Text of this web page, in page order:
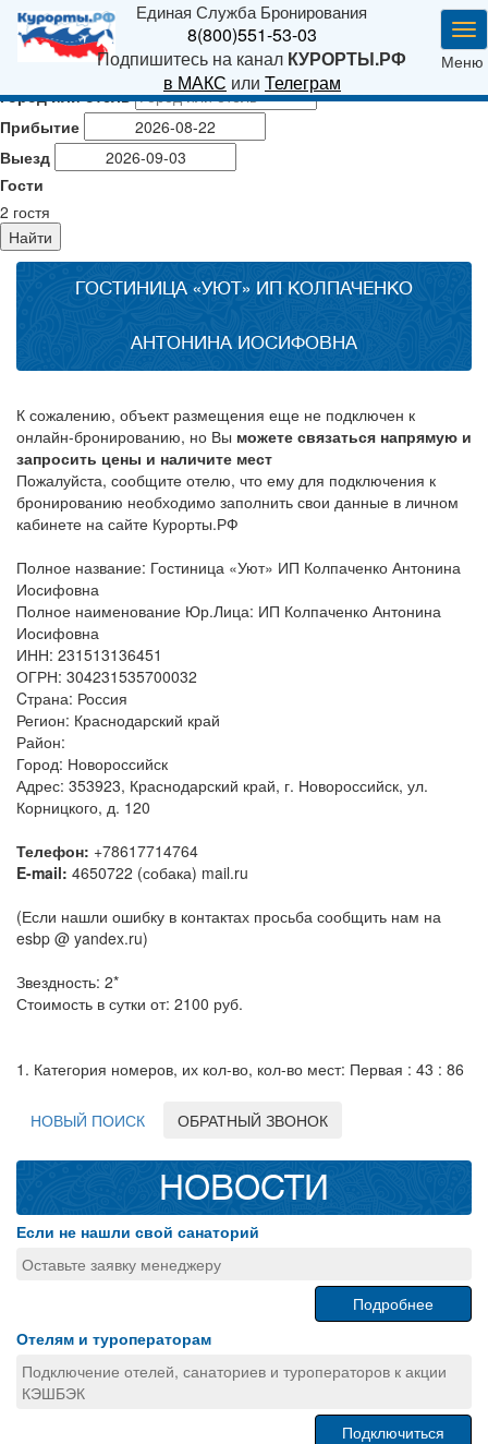
Единая Служба Бронирования
8(800)551-53-03
Подпишитесь на канал КУРОРТЫ.РФ
в МАКС или Телеграм
Меню
Город или отель
Прибытие
Выезд
Гости
2 гостя
Найти
ГОСТИНИЦА «УЮТ» ИП КОЛПАЧЕНКО
АНТОНИНА ИОСИФОВНА
К сожалению, объект размещения еще не подключен к
онлайн-бронированию, но Вы можете связаться напрямую и
запросить цены и наличите мест
Пожалуйста, сообщите отелю, что ему для подключения к
бронированию необходимо заполнить свои данные в личном
кабинете на сайте Курорты.РФ
Полное название: Гостиница «Уют» ИП Колпаченко Антонина
Иосифовна
Полное наименование Юр.Лица: ИП Колпаченко Антонина
Иосифовна
ИНН: 231513136451
ОГРН: 304231535700032
Cтрана: Россия
Регион: Краснодарский край
Район:
Город: Новороссийск
Адрес: 353923, Краснодарский край, г. Новороссийск, ул.
Корницкого, д. 120
Телефон: +78617714764
E-mail: 4650722 (собака) mail.ru
(Если нашли ошибку в контактах просьба сообщить нам на
esbp @ yandex.ru)
Звездность: 2*
Стоимость в сутки от: 2100 руб.
1. Категория номеров, их кол-во, кол-во мест: Первая : 43 : 86
НОВЫЙ ПОИСК ОБРАТНЫЙ ЗВОНОК
НОВОСТИ
Если не нашли свой санаторий
Оставьте заявку менеджеру
Подробнее
Отелям и туроператорам
Подключение отелей, санаториев и туроператоров к акции
КЭШБЭК
Подключиться